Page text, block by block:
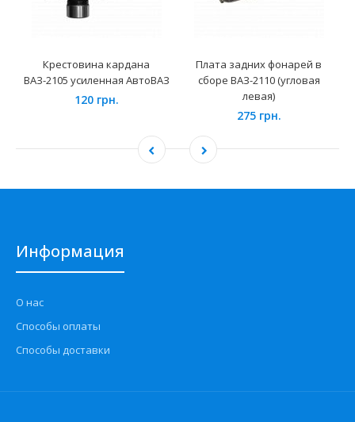
Крестовина кардана
ВАЗ-2105 усиленная АвтоВАЗ
120 грн.
Плата задних фонарей в
сборе ВАЗ-2110 (угловая
левая)
275 грн.
Информация
О нас
Способы оплаты
Способы доставки